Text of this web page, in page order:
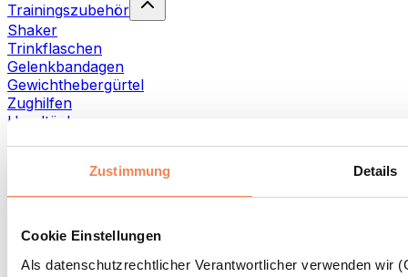
Zustimmung Details
Cookie Einstellungen
Als datenschutzrechtlicher Verantwortlicher verwenden wir
Trainingszubehör
Shaker
Trinkflaschen
Gelenkbandagen
Gewichthebergürtel
Zughilfen
Handtücher
Faszien- und Massagerollen
Weitere Rehabilitationshilfen